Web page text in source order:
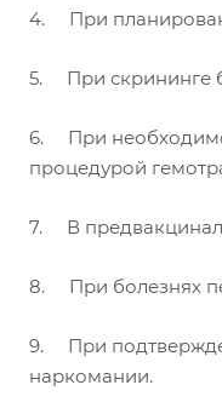
4. При
5. При скрининге
6. При
процедурой
7. В
8. При болезнях
9. При
наркомании.